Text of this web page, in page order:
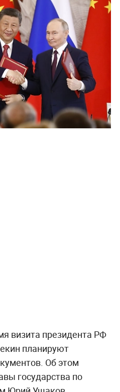
визита президента РФ
планируют
Об этом
государства по